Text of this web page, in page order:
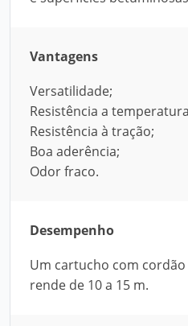
Vantagens
Versatilidade;
Resistência a
Resistência à tração;
Boa aderência;
Odor fraco.
Desempenho
Um cartucho com
rende de 10 a 15 m.